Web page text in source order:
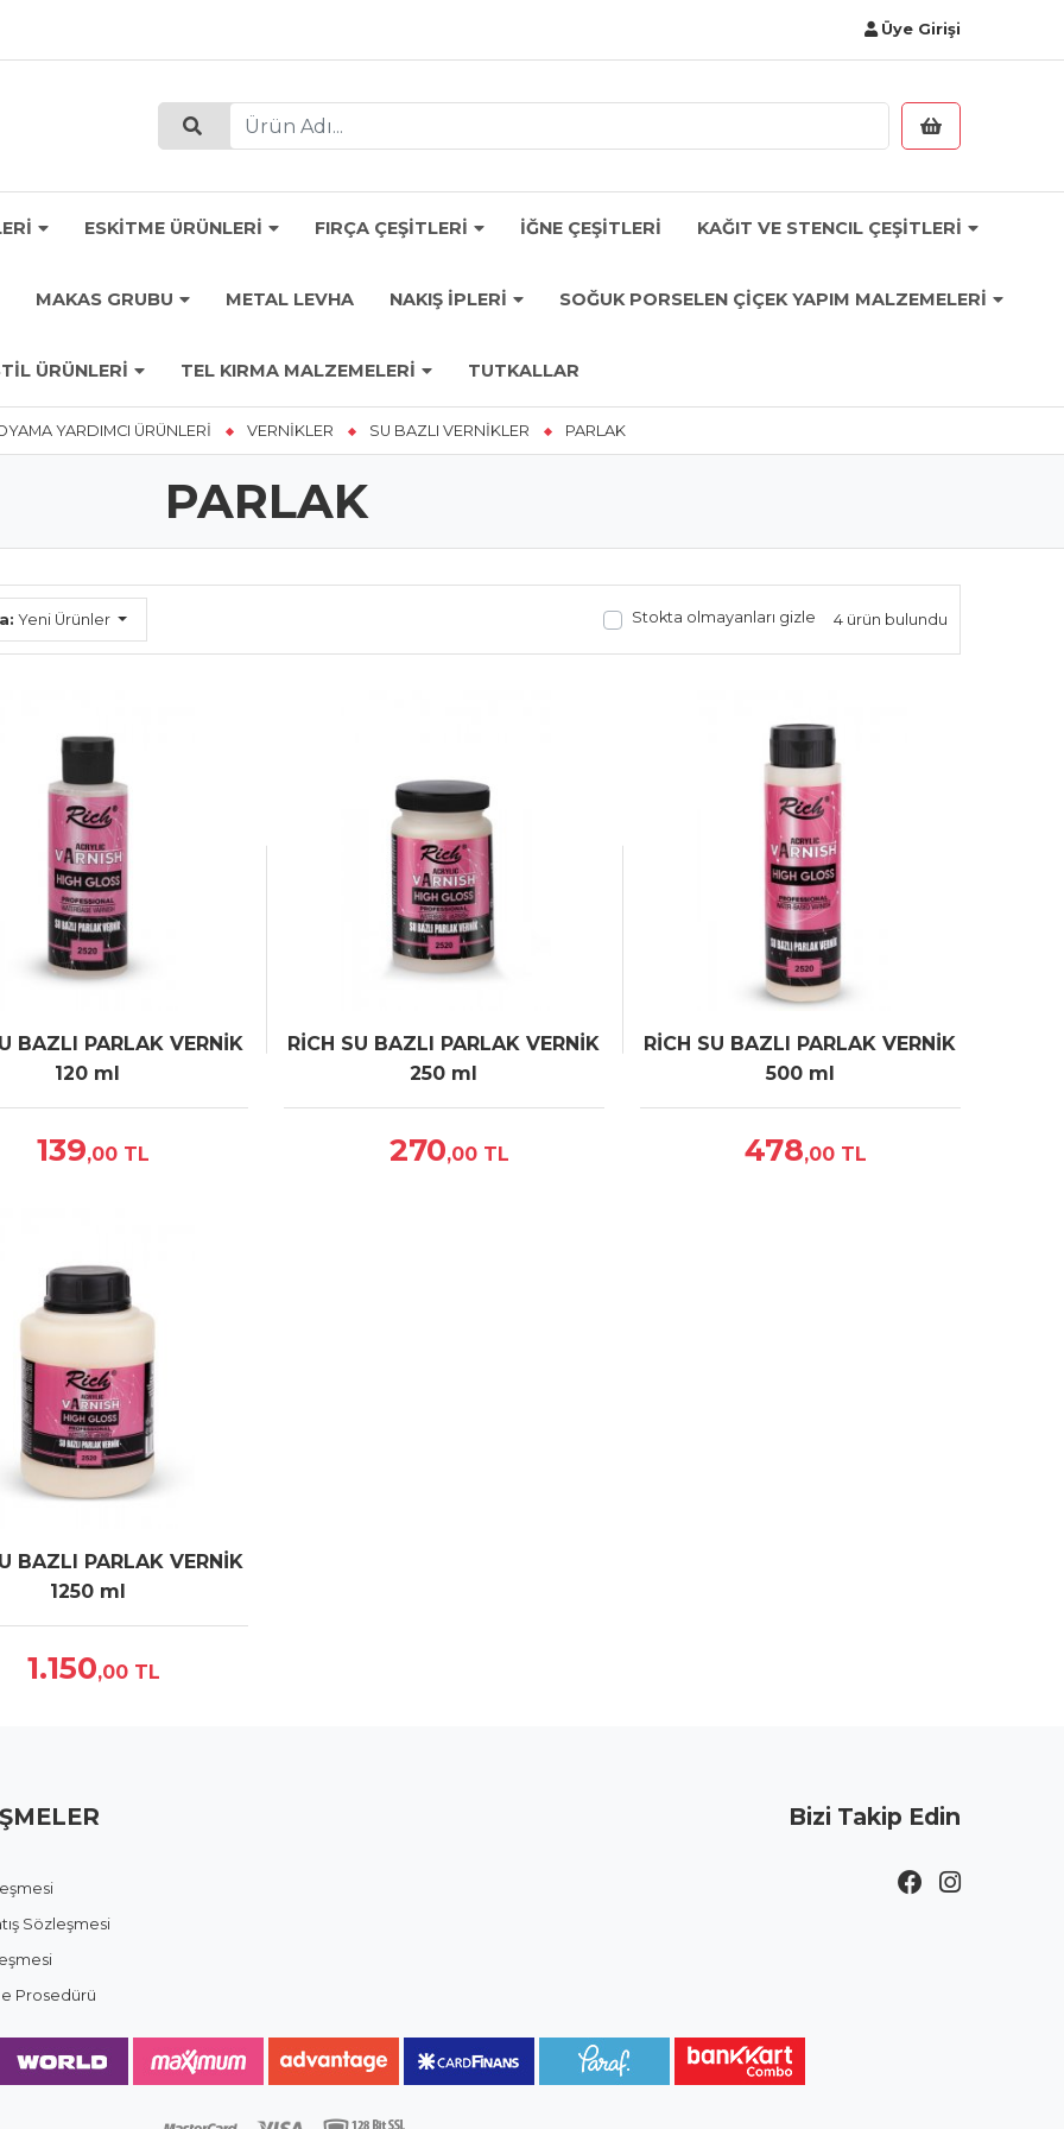
Üye Girişi
ESKİTME ÜRÜNLERİ FIRÇA ÇEŞİTLERİ İĞNE ÇEŞİTLERİ KAĞIT VE STENCIL ÇEŞİTLERİ
MAKAS GRUBU METAL LEVHA NAKIŞ İPLERİ SOĞUK PORSELEN ÇİÇEK YAPIM MALZEMELERİ
ÜRÜNLERİ TEL KIRMA MALZEMELERİ TUTKALLAR
YARDIMCI ÜRÜNLERİ VERNİKLER SU BAZLI VERNİKLER PARLAK
PARLAK
Yeni Ürünler Stokta olmayanları gizle 4 ürün bulundu
BAZLI PARLAK VERNİK
120 ml
139,00 TL
RİCH SU BAZLI PARLAK VERNİK
250 ml
270,00 TL
RİCH SU BAZLI PARLAK VERNİK
500 ml
478,00 TL
BAZLI PARLAK VERNİK
1250 ml
1.150,00TL
Sözleşmesi
Prosedürü
Bizi Takip Edin